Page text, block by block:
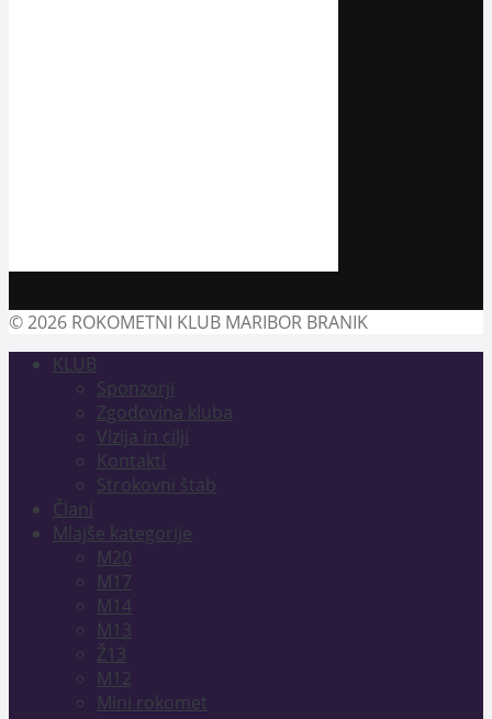
© 2026 ROKOMETNI KLUB MARIBOR BRANIK
KLUB
Sponzorji
Zgodovina kluba
Vizija in cilji
Kontakti
Strokovni štab
Člani
Mlajše kategorije
M20
M17
M14
M13
Ž13
M12
Mini rokomet